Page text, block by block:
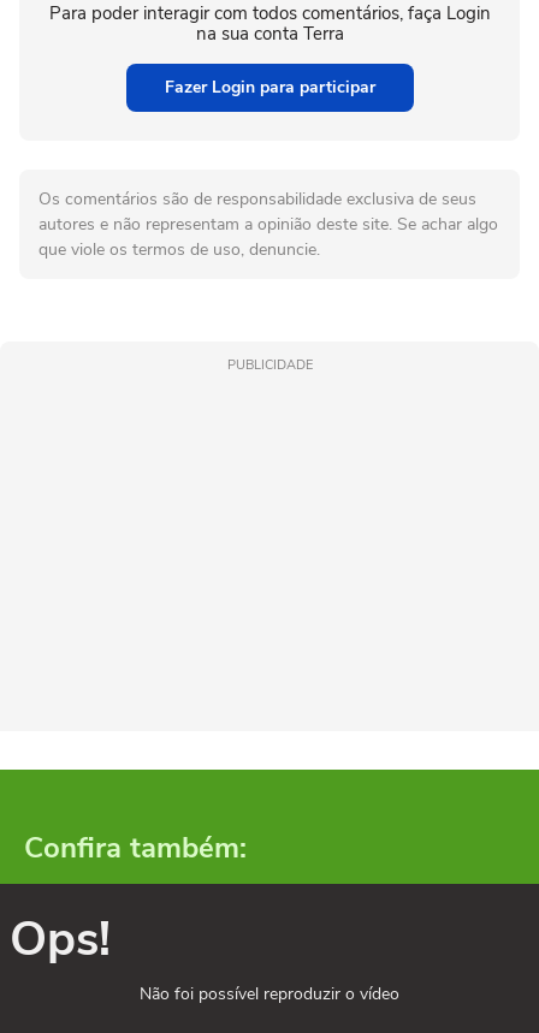
Para poder interagir com todos comentários, faça Login
na sua conta Terra
Fazer Login para participar
Os comentários são de responsabilidade exclusiva de seus
autores e não representam a opinião deste site. Se achar algo
que viole os termos de uso, denuncie.
PUBLICIDADE
Confira também:
Ops!
Não foi possível reproduzir o vídeo